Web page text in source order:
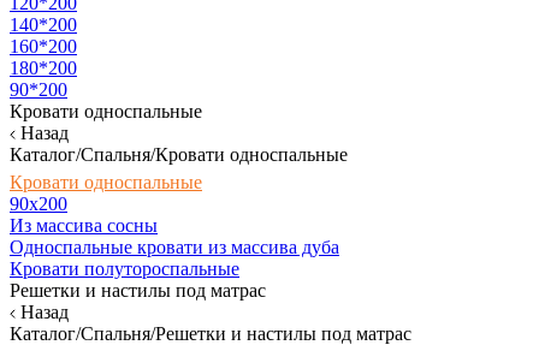
140*200
160*200
180*200
90*200
Кровати односпальные
Назад
Каталог/Спальня/Кровати односпальные
Кровати односпальные
90х200
Из массива сосны
Односпальные кровати из массива дуба
Кровати полутороспальные
Решетки и настилы под матрас
Назад
Каталог/Спальня/Решетки и настилы под матрас